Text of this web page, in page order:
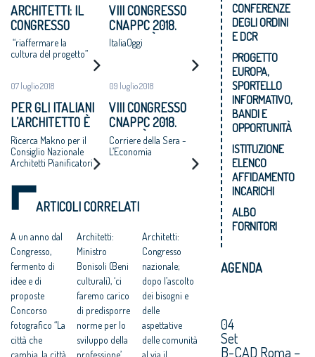
ARCHITETTI: IL
CONGRESSO
NAZIONALE
APPROVA UN
ADOTTI UN
PROGRAMMA
NAZIONALE DI
RIGENERAZIONE
URBANE,
ALTERNATIVA A
INCONTROLLATE
E AL CONSUMO DI
“riaffermare la
cultura del progetto”
07 luglio 2018
PER GLI ITALIANI
L’ARCHITETTO È
UNA FIGURA
CRUCIALE PER
DISEGNARE LO
SVILUPPO
ECONOMICO E
SOCIALE DEL
Ricerca Makno per il
Consiglio Nazionale
Architetti Pianificatori
Conservatori –
CNAPPC
VIII CONGRESSO
CNAPPC 2018.
MARTEDÌ 10
ItaliaOggi
09 luglio 2018
VIII CONGRESSO
CNAPPC 2018.
LUNEDÌ 9 LUGLIO
2018
Corriere della Sera -
L’Economia
ARTICOLI CORRELATI
A un anno dal
Congresso,
fermento di
idee e di
proposte
Concorso
fotografico “La
città che
Architetti:
Ministro
Bonisoli (Beni
culturali), ‘ci
faremo carico
di predisporre
norme per lo
sviluppo della
Architetti:
Congresso
nazionale;
dopo l’ascolto
dei bisogni e
delle
aspettative
delle comunità
CONFERENZE
DEGLI ORDINI
E DCR
PROGETTO
EUROPA,
SPORTELLO
INFORMATIVO,
BANDI E
OPPORTUNITÀ
ISTITUZIONE
ELENCO
AFFIDAMENTO
INCARICHI
ALBO
FORNITORI
AGENDA
04
Set
B-CAD Roma –